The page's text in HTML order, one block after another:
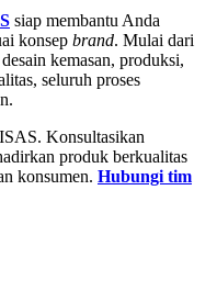
siap membantu Anda
konsep brand. Mulai dari
kemasan, produksi,
seluruh proses
Konsultasikan
produk berkualitas
konsumen. Hubungi tim